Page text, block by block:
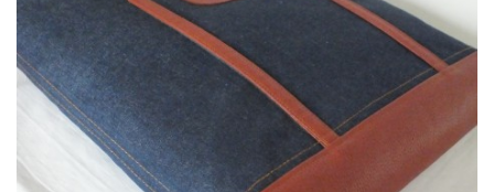
CEDULKY
MOJE POSLEDNÍ PRÁCE